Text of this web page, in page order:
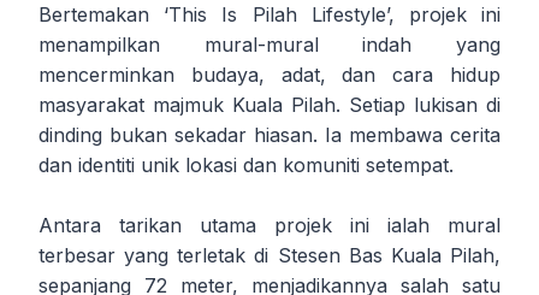
Bertemakan ‘This Is Pilah Lifestyle’, projek ini
menampilkan mural-mural indah yang
mencerminkan budaya, adat, dan cara hidup
masyarakat majmuk Kuala Pilah. Setiap lukisan di
dinding bukan sekadar hiasan. Ia membawa cerita
dan identiti unik lokasi dan komuniti setempat.
Antara tarikan utama projek ini ialah mural
terbesar yang terletak di Stesen Bas Kuala Pilah,
sepanjang 72 meter, menjadikannya salah satu